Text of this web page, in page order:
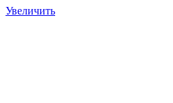
Увеличить